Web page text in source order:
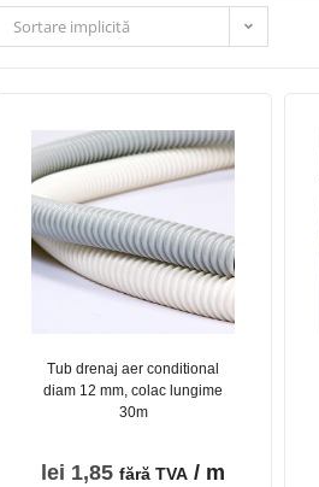
Sortare implicită
Tub drenaj aer conditional
diam 12 mm, colac lungime
30m
lei 1,85 fără TVA / m